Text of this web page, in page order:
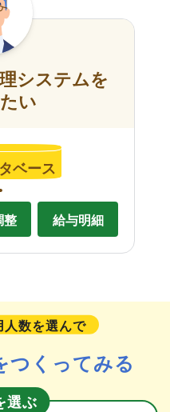
システムを
い
ベース
整 給与明細
人数を選んで
つくってみる
選ぶ